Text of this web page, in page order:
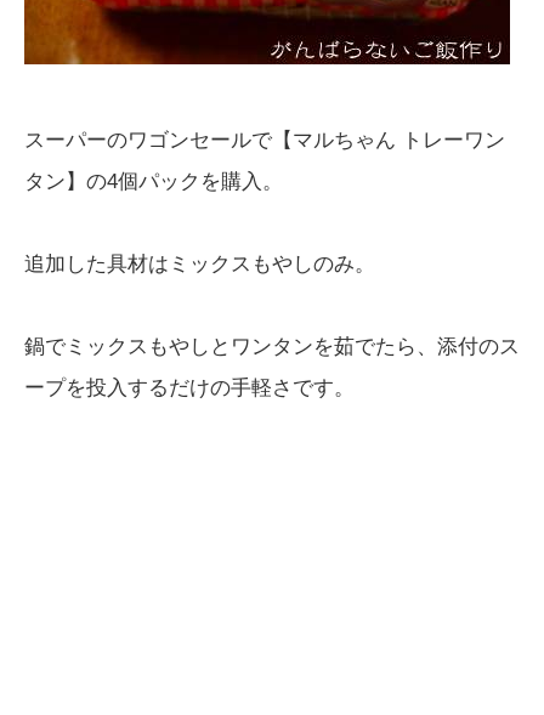
スーパーのワゴンセールで【マルちゃん トレーワン
タン】の4個パックを購入。
追加した具材はミックスもやしのみ。
鍋でミックスもやしとワンタンを茹でたら、添付のス
ープを投入するだけの手軽さです。